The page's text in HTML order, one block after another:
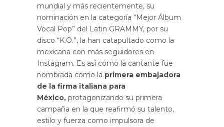
mundial y más recientemente, su
nominación en la categoría “Mejor Álbum
Vocal Pop” del Latin GRAMMY, por su
disco “K.O.”, la han catapultado como la
mexicana con más seguidores en
Instagram. Es así como la cantante fue
nombrada como la primera embajadora
de la firma italiana para
México, protagonizando su primera
campaña en la que reafirmó su talento,
estilo y fuerza como impulsora de